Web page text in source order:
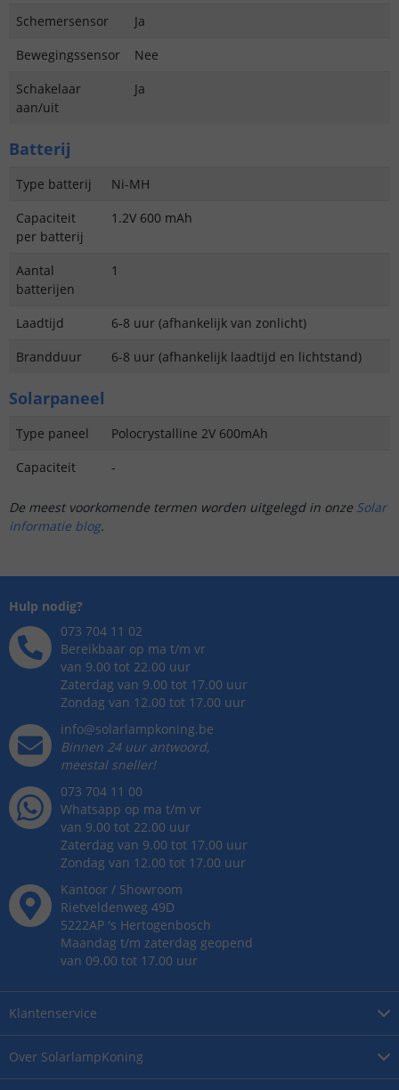
Schemersensor
Ja
Bewegingssensor
Nee
Schakelaar
aan/uit
Ja
Batterij
Type batterij
Ni-MH
Capaciteit
per batterij
1.2V 600 mAh
Aantal
batterijen
1
Laadtijd
6-8 uur (afhankelijk van zonlicht)
Brandduur
6-8 uur (afhankelijk laadtijd en lichtstand)
Solarpaneel
Type paneel
Polocrystalline 2V 600mAh
Capaciteit
-
De meest voorkomende termen worden uitgelegd in onze Solar
informatie blog.
Over SolarlampKoning
Klantenservice
Hulp nodig?
073 704 11 02
Bereikbaar op ma t/m vr
van 9.00 tot 22.00 uur
Zaterdag van 9.00 tot 17.00 uur
Zondag van 12.00 tot 17.00 uur
info@solarlampkoning.be
Binnen 24 uur antwoord,
meestal sneller!
073 704 11 00
Whatsapp op ma t/m vr
van 9.00 tot 22.00 uur
Zaterdag van 9.00 tot 17.00 uur
Zondag van 12.00 tot 17.00 uur
Kantoor / Showroom
Rietveldenweg 49D
5222AP 's Hertogenbosch
Maandag t/m zaterdag geopend
van 09.00 tot 17.00 uur